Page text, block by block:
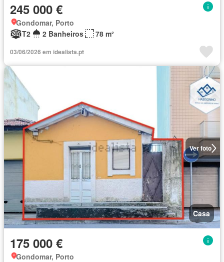
245 000 €
Gondomar, Porto
T2
2 Banheiros 78 m²
03/06/2026 em idealista.pt
Ver foto
Casa
175 000 €
Gondomar, Porto